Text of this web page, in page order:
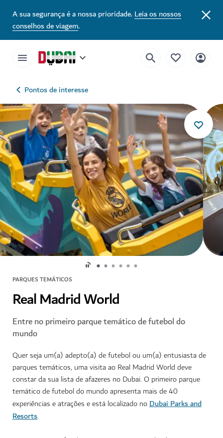
A sua segurança é a nossa prioridade.Leia os nossos
conselhos de viagem.
Pontos de interesse
PARQUES TEMÁTICOS
Real Madrid World
Entre no primeiro parque temático de futebol do
mundo
Quer seja um(a) adepto(a) de futebol ou um(a) entusiasta de
parques temáticos, uma visita ao Real Madrid World deve
constar da sua lista de afazeres no Dubai. O primeiro parque
temático de futebol do mundo apresenta mais de 40
experiências e atrações e está localizado noDubai Parks and
Resorts.